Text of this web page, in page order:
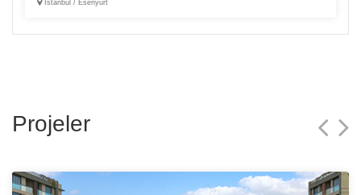
İstanbul / Esenyurt
Projeler